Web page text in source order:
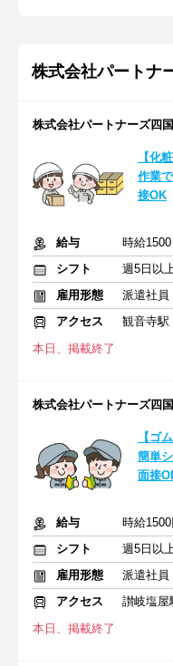
株式会社パートナ
株式会社パートナーズ
【化
作業
接OK
給与
時給
シフト
週5日以
雇用形態
派遣社員
アクセス
観音寺駅
本日、掲載終了
株式会社パートナーズ
【ゴ
簡単
面接
給与
時給
シフト
週5日以
雇用形態
派遣社員
アクセス
讃岐塩屋
本日、掲載終了